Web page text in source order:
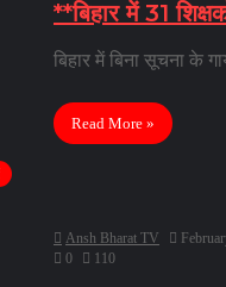
**बिहार में 31
बिहार में बिना सूचना के
Read More »
Ansh Bharat TV
0
110